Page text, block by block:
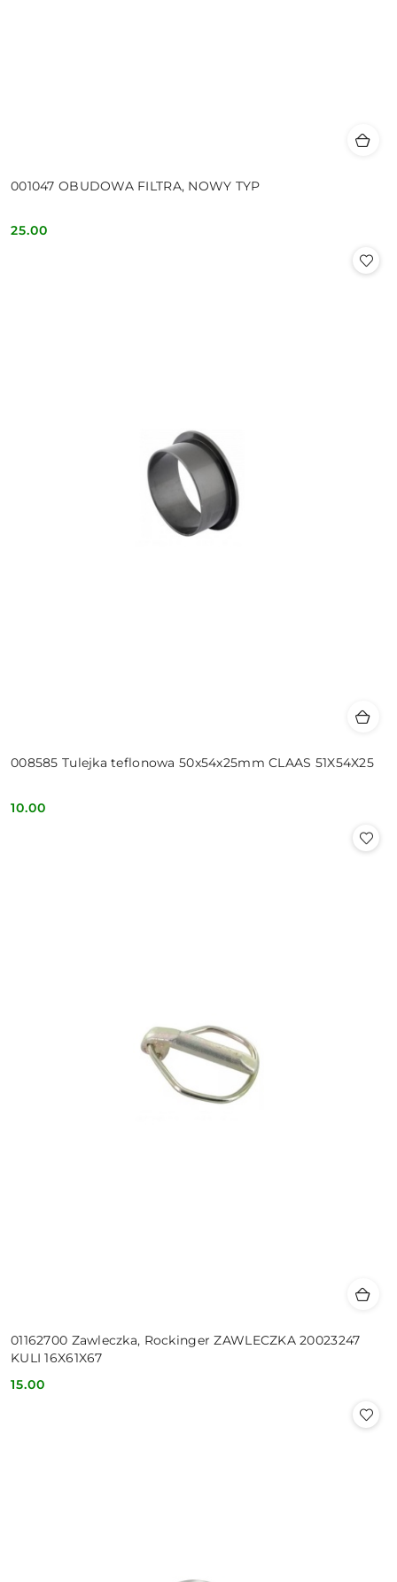
001047 OBUDOWA FILTRA, NOWY TYP
Cena:
25.00
008585 Tulejka teflonowa 50x54x25mm CLAAS 51X54X25
Cena:
10.00
01162700 Zawleczka, Rockinger ZAWLECZKA 20023247
KULI 16X61X67
Cena:
15.00